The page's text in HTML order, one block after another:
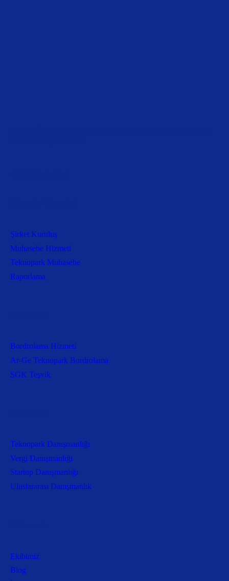
Şirket Kuruluş
Muhasebe Hizmeti
Teknopark Muhasebe
Raporlama
Bordrolama Hizmeti
Ar-Ge Teknopark Bordrolama
SGK Teşvik
Teknopark Danışmanlığı
Vergi Danışmanlığı
Startup Danışmanlığı
Uluslararası Danışmanlık
Ekibimiz
Blog